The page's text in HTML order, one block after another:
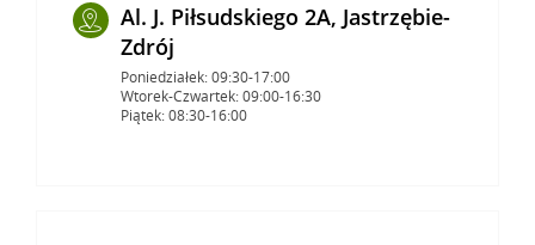
Al. J. Piłsudskiego 2A, Jastrzębie-
Zdrój
Poniedziałek: 09:30-17:00
Wtorek-Czwartek: 09:00-16:30
Piątek: 08:30-16:00